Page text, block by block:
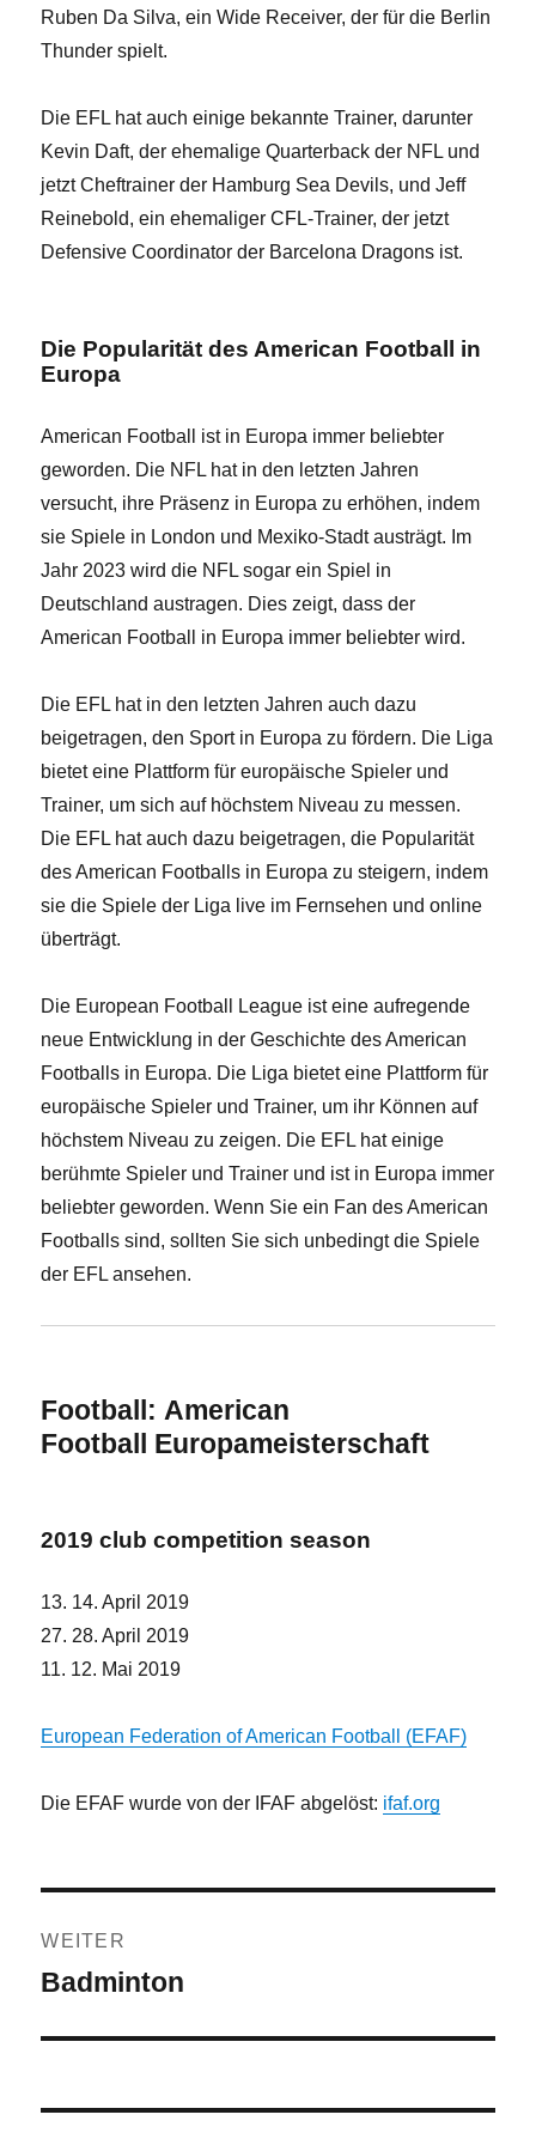
Ruben Da Silva, ein Wide Receiver, der für die Berlin
Thunder spielt.
Die EFL hat auch einige bekannte Trainer, darunter
Kevin Daft, der ehemalige Quarterback der NFL und
jetzt Cheftrainer der Hamburg Sea Devils, und Jeff
Reinebold, ein ehemaliger CFL-Trainer, der jetzt
Defensive Coordinator der Barcelona Dragons ist.
Die Popularität des American Football in
Europa
American Football ist in Europa immer beliebter
geworden. Die NFL hat in den letzten Jahren
versucht, ihre Präsenz in Europa zu erhöhen, indem
sie Spiele in London und Mexiko-Stadt austrägt. Im
Jahr 2023 wird die NFL sogar ein Spiel in
Deutschland austragen. Dies zeigt, dass der
American Football in Europa immer beliebter wird.
Die EFL hat in den letzten Jahren auch dazu
beigetragen, den Sport in Europa zu fördern. Die Liga
bietet eine Plattform für europäische Spieler und
Trainer, um sich auf höchstem Niveau zu messen.
Die EFL hat auch dazu beigetragen, die Popularität
des American Footballs in Europa zu steigern, indem
sie die Spiele der Liga live im Fernsehen und online
überträgt.
Die European Football League ist eine aufregende
neue Entwicklung in der Geschichte des American
Footballs in Europa. Die Liga bietet eine Plattform für
europäische Spieler und Trainer, um ihr Können auf
höchstem Niveau zu zeigen. Die EFL hat einige
berühmte Spieler und Trainer und ist in Europa immer
beliebter geworden. Wenn Sie ein Fan des American
Footballs sind, sollten Sie sich unbedingt die Spiele
der EFL ansehen.
Football: American
Football Europameisterschaft
2019 club competition season
13. 14. April 2019
27. 28. April 2019
11. 12. Mai 2019
European Federation of American Football (EFAF)
Die EFAF wurde von der IFAF abgelöst: ifaf.org
WEITER
Nächster
Badminton